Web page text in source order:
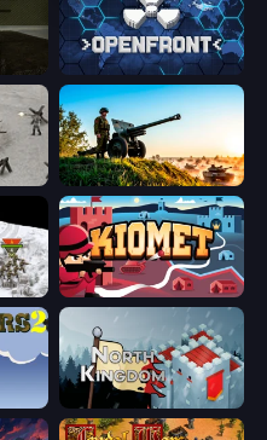
Openfront
Artillery Vs Tanks
Kiomet
North Kingdom: Siege Castle